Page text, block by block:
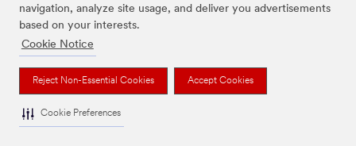
navigation, analyze site usage, and deliver you advertisements
based on your interests.
Cookie Notice
Reject Non-Essential Cookies Accept Cookies
Cookie Preferences